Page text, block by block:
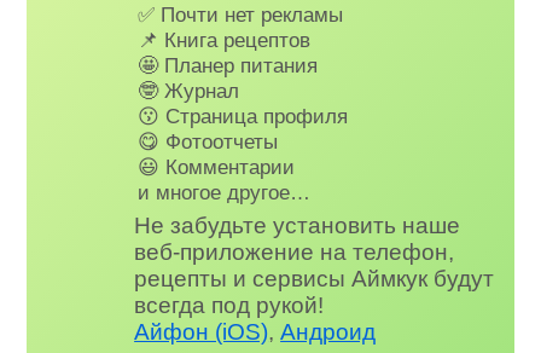
✅ Почти нет рекламы
📌 Книга рецептов
🤩 Планер питания
🤓 Журнал
😗 Страница профиля
😋 Фотоотчеты
😃 Комментарии
и многое другое…
Не забудьте установить наше
веб-приложение на телефон,
рецепты и сервисы Аймкук будут
всегда под рукой!
Айфон (iOS),Андроид